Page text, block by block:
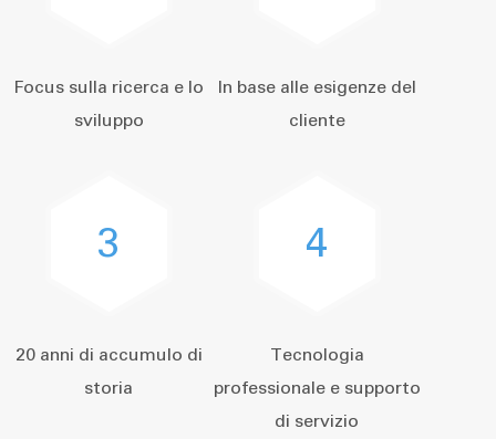
Focus sulla ricerca e lo
sviluppo
In base alle esigenze del
cliente
3
20 anni di accumulo di
storia
4
Tecnologia
professionale e supporto
di servizio